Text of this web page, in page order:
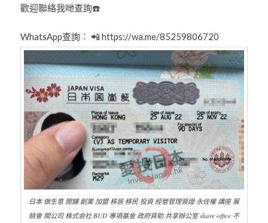
歡迎聯絡我哋查詢☎️
WhatsApp查詢︰ 📲 https://wa.me/85259806720
日本 做生意 開舖 創業 加盟 移居 移民 投資 經營管理簽證 永住權 講座 展
銷會 開公司 株式会社 BUD 專項基金 政府資助 共享辦公室 share office 不